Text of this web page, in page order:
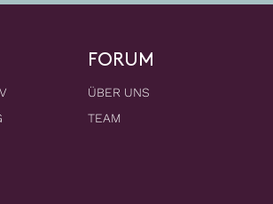
FORUM
ÜBER UNS
TEAM